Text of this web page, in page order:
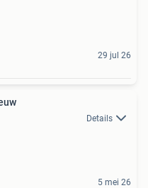
29 jul 26
Details
5 mei 26